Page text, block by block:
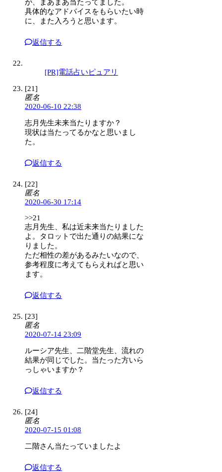
が、まあまあ当たってました。
具体的なアドバイスをもらいたい時
に、また入ろうと思います。
返信する
[PR]電話占いピュアリ
[21]
匿名
2020-06-10 22:38
志月先生未来当たりますか？
現状は当たってるかなと思いまし
た。
返信する
[22]
匿名
2020-06-30 17:14
>>21
志月先生、私は近未来当たりました
よ。タロットで出た通りの結果にな
りました。
ただ相性の差があるみたいなので、
参考程度に考えてもらえればと思い
ます。
返信する
[23]
匿名
2020-07-14 23:09
ルーシア先生、二階堂先生、流れの
結果が同じでした。当たった方いら
っしゃいますか？
返信する
[24]
匿名
2020-07-15 01:08
二階さん当たっていましたよ
返信する